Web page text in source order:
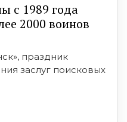
с 1989 года
2000 воинов
праздник
заслуг поисковых